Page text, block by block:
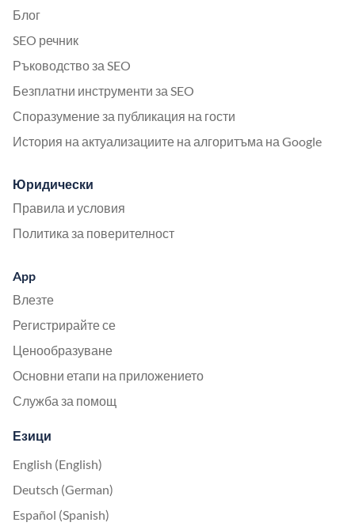
Блог
SEO речник
Ръководство за SEO
Безплатни инструменти за SEO
Споразумение за публикация на гости
История на актуализациите на алгоритъма на Google
Юридически
Правила и условия
Политика за поверителност
App
Влезте
Регистрирайте се
Ценообразуване
Основни етапи на приложението
Служба за помощ
Езици
English (English)
Deutsch (German)
Español (Spanish)